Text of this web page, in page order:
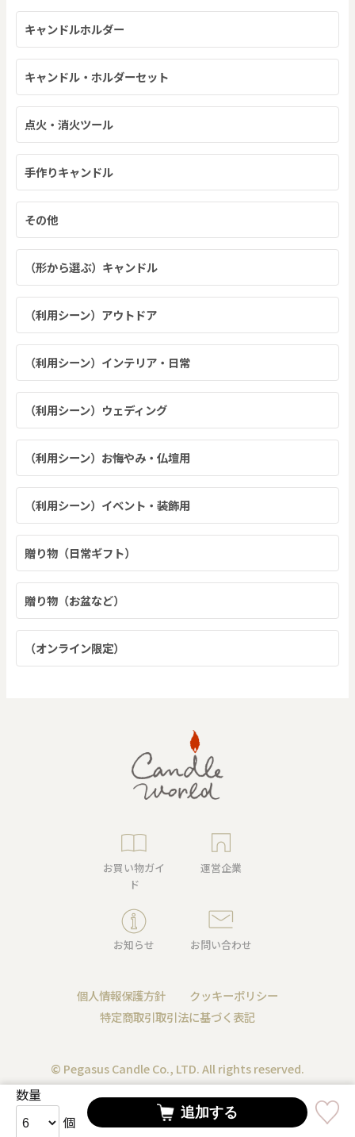
数量
個
追加する
キャンドルホルダー
キャンドル・ホルダーセット
点火・消火ツール
手作りキャンドル
その他
（形から選ぶ）キャンドル
（利用シーン）アウトドア
（利用シーン）インテリア・日常
（利用シーン）ウェディング
（利用シーン）お悔やみ・仏壇用
（利用シーン）イベント・装飾用
贈り物（日常ギフト）
贈り物（お盆など）
（オンライン限定）
お買い物ガイ
ド
運営企業
お知らせ お問い合わせ
個人情報保護方針
クッキーポリシー
特定商取引取引法に基づく表記
© Pegasus Candle Co., LTD. All rights reserved.